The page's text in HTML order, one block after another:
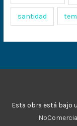
santidad
Esta obra está bajo